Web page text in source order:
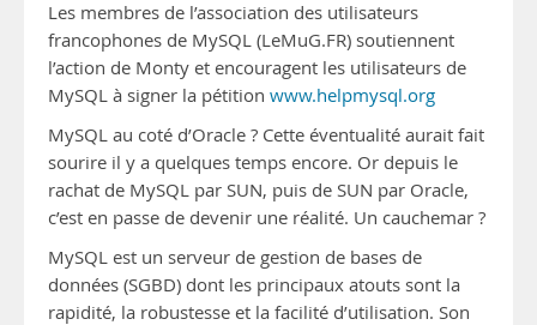
Les membres de l’association des utilisateurs
francophones de MySQL (LeMuG.FR) soutiennent
l’action de Monty et encouragent les utilisateurs de
MySQL à signer la pétition www.helpmysql.org
MySQL au coté d’Oracle ? Cette éventualité aurait fait
sourire il y a quelques temps encore. Or depuis le
rachat de MySQL par SUN, puis de SUN par Oracle,
c’est en passe de devenir une réalité. Un cauchemar ?
MySQL est un serveur de gestion de bases de
données (SGBD) dont les principaux atouts sont la
rapidité, la robustesse et la facilité d’utilisation. Son